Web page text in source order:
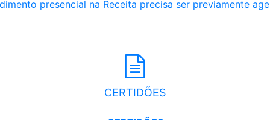
presencial na Receita precisa ser previamente
CERTIDÕES